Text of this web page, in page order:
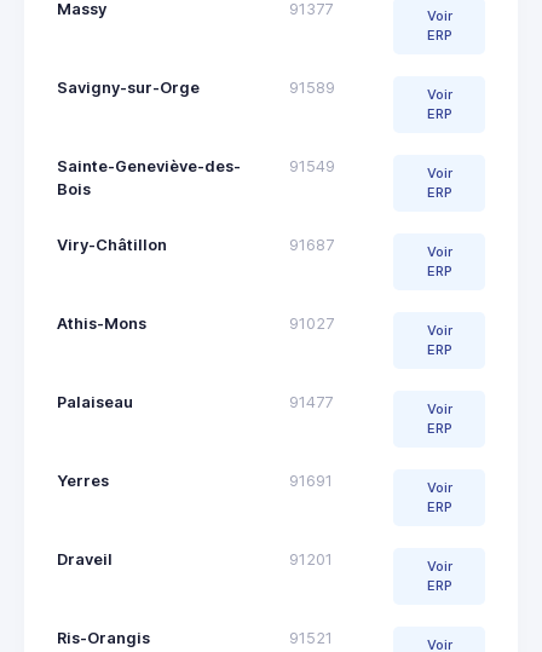
Massy 91377
Voir
ERP
Savigny-sur-Orge 91589
Voir
ERP
Sainte-Geneviève-des-
Bois
91549
Voir
ERP
Viry-Châtillon 91687
Voir
ERP
Athis-Mons 91027
Voir
ERP
Palaiseau 91477
Voir
ERP
Yerres 91691
Voir
ERP
Draveil 91201
Voir
ERP
Ris-Orangis 91521 Voir